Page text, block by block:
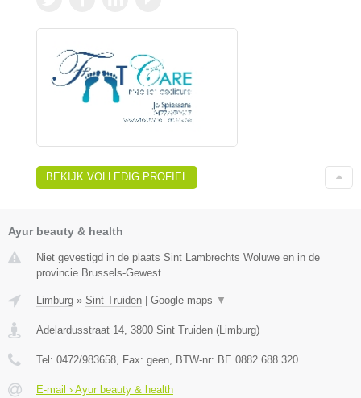
BEKIJK VOLLEDIG PROFIEL
Ayur beauty & health
Niet gevestigd in de plaats Sint Lambrechts Woluwe en in de
provincie Brussels-Gewest.
Limburg » Sint Truiden Google maps ▼
Adelardusstraat 14 3800 Sint Truiden ( Limburg)
Tel: 0472/983658 , Fax: geen , BTW-nr: BE 0882 688 320
E-mail › Ayur beauty & health